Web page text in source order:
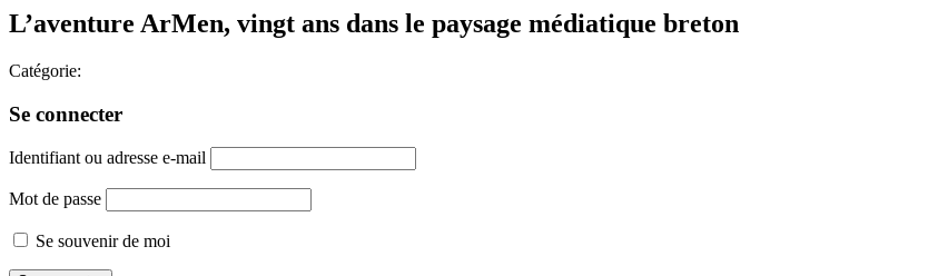
L’aventure ArMen, vingt ans dans le paysage médiatique breton
Catégorie:
Se connecter
Identifiant ou adresse e-mail
Mot de passe
Se souvenir de moi